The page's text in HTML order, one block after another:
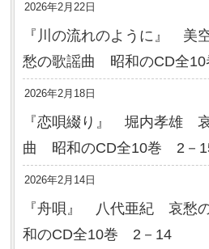
2026年2月22日
『川の流れのように』 美
愁の歌謡曲 昭和のCD全
2026年2月18日
『恋唄綴り』 堀内孝雄
曲 昭和のCD全10巻 2－
2026年2月14日
『舟唄』 八代亜紀 哀愁
和のCD全10巻 2－14